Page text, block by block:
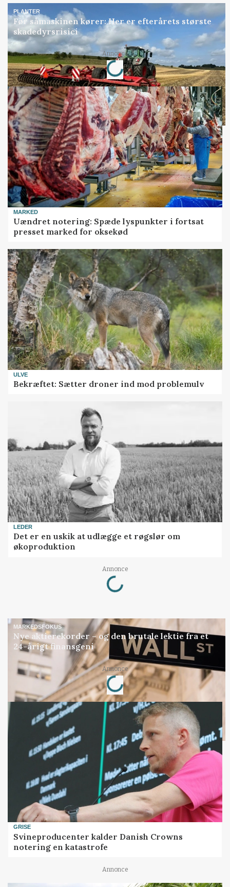
PLANTER
Før såmaskinen kører: Her er efterårets største
skadedyrsrisici
Annonce
Loading...
MARKED
Uændret notering: Spæde lyspunkter i fortsat
presset marked for oksekød
ULVE
Bekræftet: Sætter droner ind mod problemulv
LEDER
Det er en uskik at udlægge et røgslør om
økoproduktion
Annonce
Loading...
MARKEDSFOKUS
Nye aktierekorder – og den brutale lektie fra et
24-årigt finansgeni
Annonce
Loading...
GRISE
Svineproducenter kalder Danish Crowns
notering en katastrofe
Annonce